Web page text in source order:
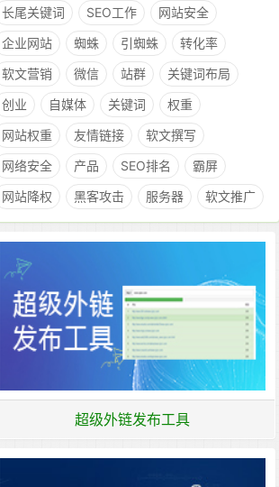
长尾关键词
SEO工作
网站安全
企业网站
蜘蛛 引蜘蛛
转化率
软文营销
微信 站群
关键词布局
创业
自媒体 关键词
权重
网站权重
友情链接
软文撰写
网络安全
产品 SEO排名
霸屏
网站降权
黑客攻击 服务器 软文推广
超级外链发布工具